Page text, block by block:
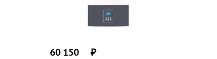
60 150 ₽